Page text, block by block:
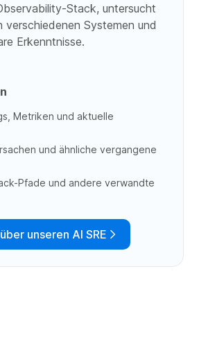
Stack, untersucht
verschiedenen Systemen und
Erkenntnisse.
Metriken und aktuelle
und ähnliche vergangene
Pfade und andere verwandte
unseren AI SRE